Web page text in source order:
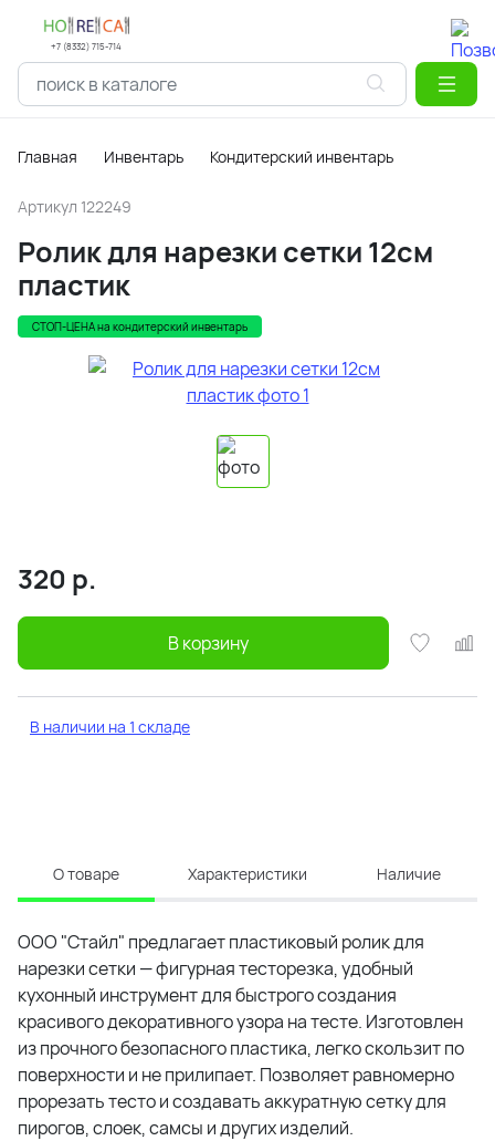
+7 (8332) 715-714
Главная Инвентарь Кондитерский инвентарь
Артикул 122249
Ролик для нарезки сетки 12см
пластик
СТОП-ЦЕНА на кондитерский инвентарь
320 р.
В корзину
В наличии на 1 складе
О товаре Характеристики Наличие
ООО "Стайл" предлагает пластиковый ролик для
нарезки сетки — фигурная тесторезка, удобный
кухонный инструмент для быстрого создания
красивого декоративного узора на тесте. Изготовлен
из прочного безопасного пластика, легко скользит по
поверхности и не прилипает. Позволяет равномерно
прорезать тесто и создавать аккуратную сетку для
пирогов, слоек, самсы и других изделий.